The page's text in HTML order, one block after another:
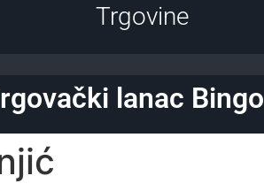
Trgovine
lanac Bingo